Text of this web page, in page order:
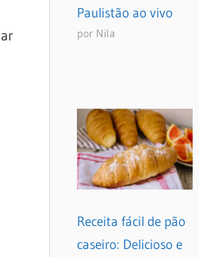
Paulistão ao vivo
por Nila
Receita fácil de pão
caseiro: Delicioso e